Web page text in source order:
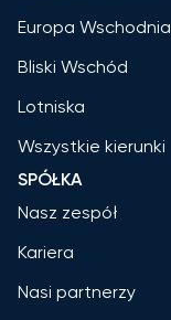
Europa Wschodnia
Bliski Wschód
Lotniska
Wszystkie kierunki
SPÓŁKA
Nasz zespół
Kariera
Nasi partnerzy